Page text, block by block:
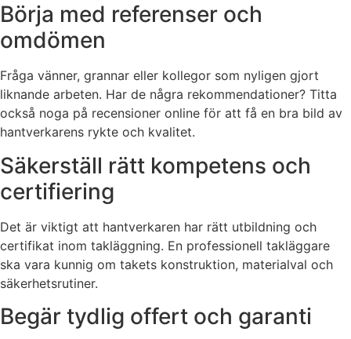
Börja med referenser och
omdömen
Fråga vänner, grannar eller kollegor som nyligen gjort
liknande arbeten. Har de några rekommendationer? Titta
också noga på recensioner online för att få en bra bild av
hantverkarens rykte och kvalitet.
Säkerställ rätt kompetens och
certifiering
Det är viktigt att hantverkaren har rätt utbildning och
certifikat inom takläggning. En professionell takläggare
ska vara kunnig om takets konstruktion, materialval och
säkerhetsrutiner.
Begär tydlig offert och garanti